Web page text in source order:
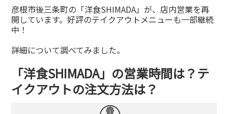
有
彦根市後三条町の「洋食SHIMADA」が、店内営業を再
開しています。好評のテイクアウトメニューも一部継続
中！
詳細について調べてみました。
「洋食SHIMADA」の営業時間は？テ
イクアウトの注文方法は？